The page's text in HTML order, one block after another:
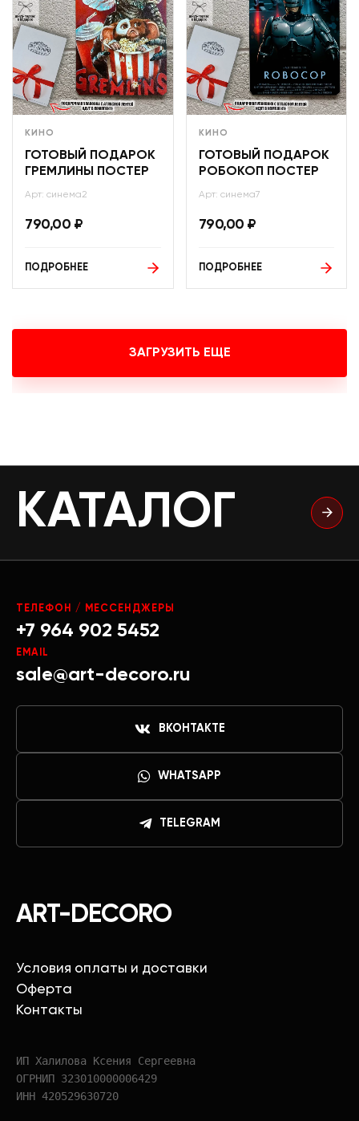
КИНО
ГОТОВЫЙ ПОДАРОК
ГРЕМЛИНЫ ПОСТЕР
Арт: синема2
790,00 ₽
ПОДРОБНЕЕ
КИНО
ГОТОВЫЙ ПОДАРОК
РОБОКОП ПОСТЕР
Арт: синема7
790,00 ₽
ПОДРОБНЕЕ
ЗАГРУЗИТЬ ЕЩЕ
КАТАЛОГ
ART-DECORO
Условия оплаты и доставки
Оферта
Контакты
ИП Халилова Ксения Сергеевна
ОГРНИП 323010000006429
ИНН 420529630720
ТЕЛЕФОН / МЕССЕНДЖЕРЫ
+7 964 902 5452
EMAIL
sale@art-decoro.ru
ВКОНТАКТЕ
WHATSAPP
TELEGRAM